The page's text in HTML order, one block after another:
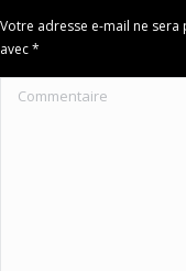
Votre adresse e-mail ne
avec*
Commentaire